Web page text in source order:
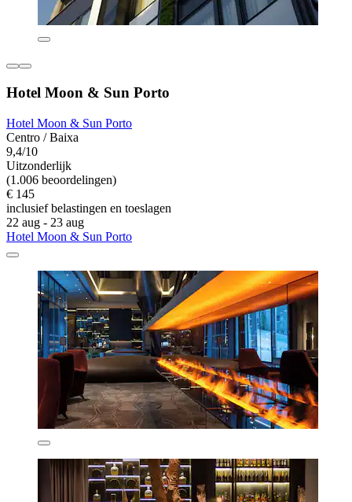
Hotel Moon & Sun Porto
Hotel Moon & Sun Porto
Centro / Baixa
9,4/10
Uitzonderlijk
(1.006 beoordelingen)
€ 145
inclusief belastingen en toeslagen
22 aug - 23 aug
Hotel Moon & Sun Porto